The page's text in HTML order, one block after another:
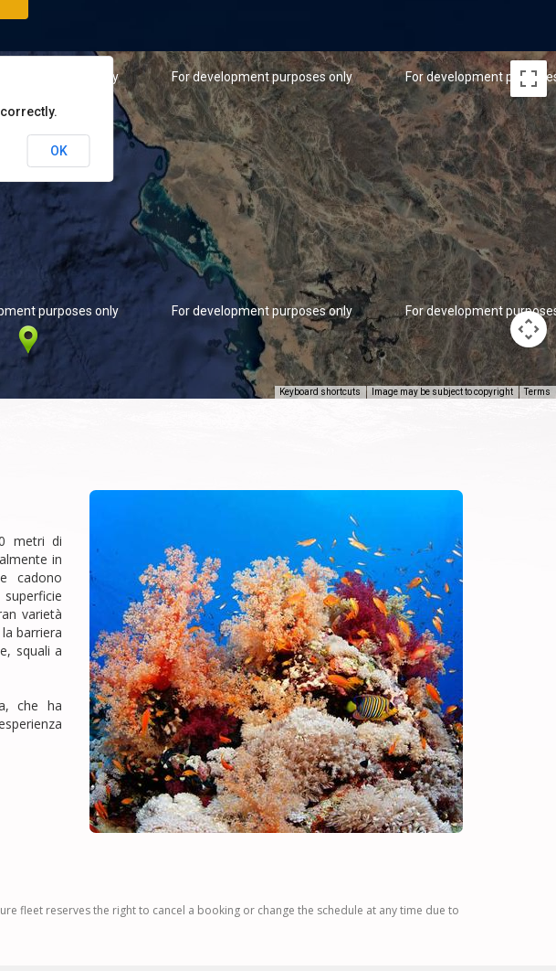
purposes only
purposes only For development
For development purposes only
For development purposes only For development
Keyboard shortcuts Image may be subject to copyright Terms
OK
metri di
in
cadono
varietà
barriera
squali a
che ha
fleet reserves the right to cancel a booking or change the schedule at any time due to